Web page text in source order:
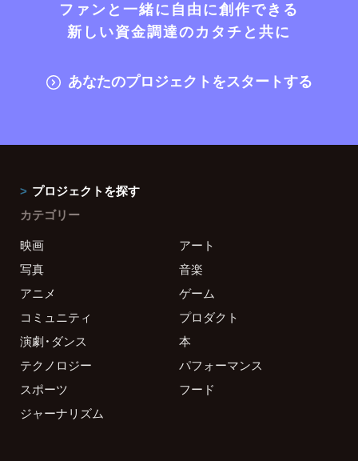
ファンと一緒に自由に創作できる
新しい資金調達のカタチと共に
あなたのプロジェクトをスタートする
プロジェクトを探す
カテゴリー
映画
アート
写真
音楽
アニメ
ゲーム
コミュニティ
プロダクト
演劇・ダンス
本
テクノロジー
パフォーマンス
スポーツ
フード
ジャーナリズム